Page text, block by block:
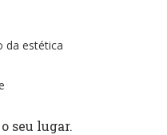
da estética
seu lugar.